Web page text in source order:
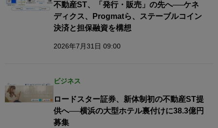
不動産ST、「発行・販売」の先へ──ケネ
ディクス、Progmatら、ステーブルコイン
決済と担保融資を構想
2026年7月31日 09:00
ビジネス
ロードスター証券、新体制初の不動産ST提
供へ──横浜の大型ホテル裏付けに38.3億円
募集